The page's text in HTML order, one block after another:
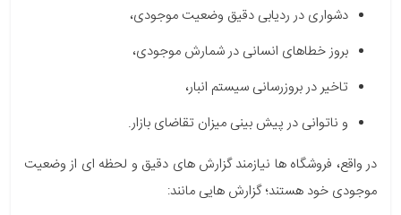
دشواری در ردیابی دقیق وضعیت موجودی،
بروز خطاهای انسانی در شمارش موجودی،
تاخیر در بروزرسانی سیستم انبار،
و ناتوانی در پیش بینی میزان تقاضای بازار.
در واقع، فروشگاه ها نیازمند گزارش های دقیق و لحظه ای از وضعیت
موجودی خود هستند؛ گزارش هایی مانند: